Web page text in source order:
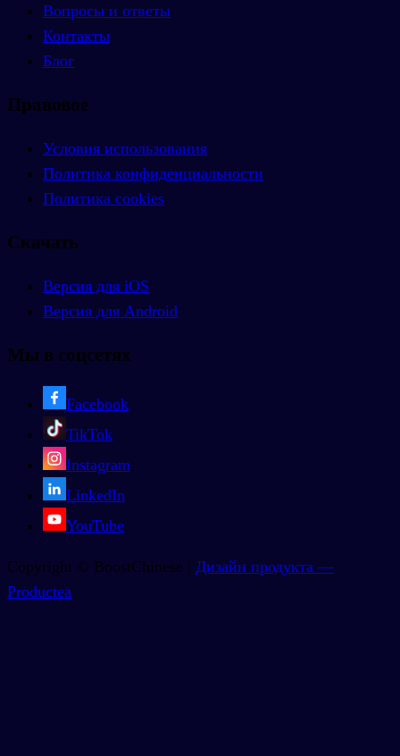
Вопросы и ответы
Контакты
Блог
Правовое
Условия использования
Политика конфиденциальности
Политика cookies
Скачать
Версия для iOS
Версия для Android
Мы в соцсетях
Facebook
TikTok
Instagram
LinkedIn
YouTube
Copyright © BoostChinese | Дизайн продукта —
Productea